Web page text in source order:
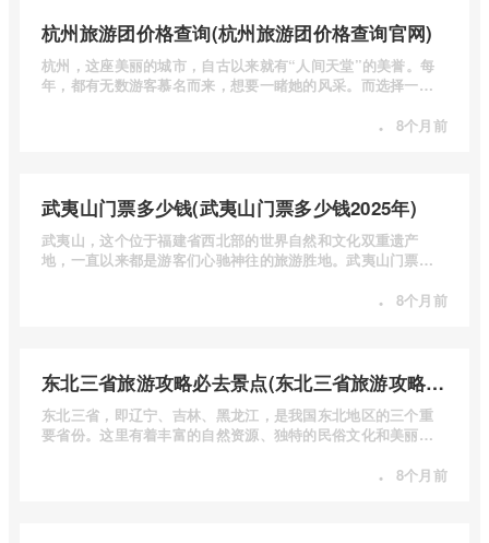
杭州旅游团价格查询(杭州旅游团价格查询官网)
杭州，这座美丽的城市，自古以来就有“人间天堂”的美誉。每
年，都有无数游客慕名而来，想要一睹她的风采。而选择一个
· 8个月前
武夷山门票多少钱(武夷山门票多少钱2025年)
武夷山，这个位于福建省西北部的世界自然和文化双重遗产
地，一直以来都是游客们心驰神往的旅游胜地。武夷山门票多
· 8个月前
东北三省旅游攻略必去景点(东北三省旅游攻略必去景点视频介绍)
东北三省，即辽宁、吉林、黑龙江，是我国东北地区的三个重
要省份。这里有着丰富的自然资源、独特的民俗文化和美丽的
· 8个月前